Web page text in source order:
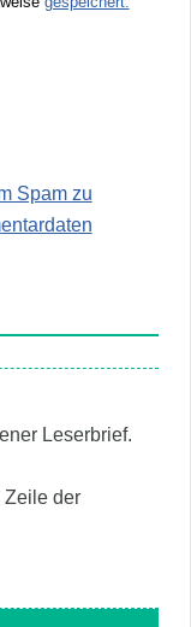
Spam zu
Leserbrief.
Zeile der